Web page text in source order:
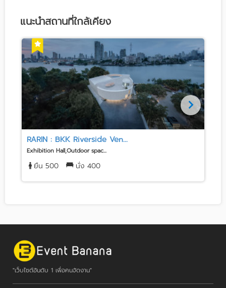
แนะนำสถานที่ใกล้เคียง
RARIN : BKK Riverside Ven...
Exhibition Hall,Outdoor spac...
ยืน 500 นั่ง 400
"เว็บไซต์อันดับ 1 เพื่อคนจัดงาน"